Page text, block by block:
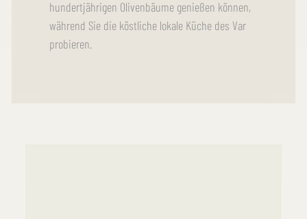
hundertjährigen Olivenbäume genießen können,
während Sie die köstliche lokale Küche des Var
probieren.